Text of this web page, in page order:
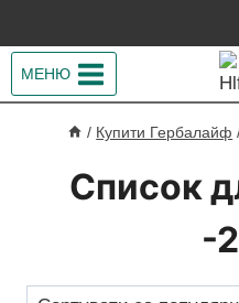
до
вмісту
МЕНЮ
/ Купити Гербалайф
Список
-